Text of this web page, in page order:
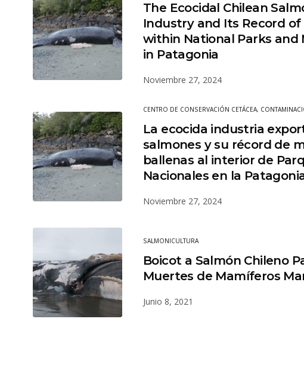
The Ecocidal Chilean
Industry and Its Record
within National Parks and
in Patagonia
Noviembre 27, 2024
CENTRO DE CONSERVACIÓN CETÁCEA,
La ecocida industria
salmones y su récord de
ballenas al interior de
Nacionales en la
Noviembre 27, 2024
SALMONICULTURA
Boicot a Salmón Chileno
Muertes de Mamíferos
Junio 8, 2021